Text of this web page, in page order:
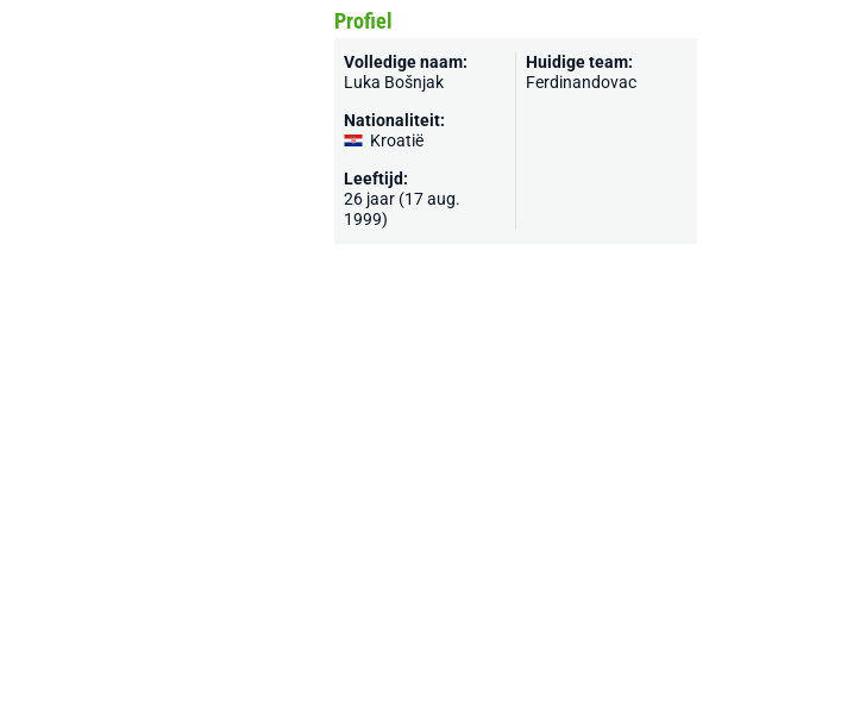
Profiel
Volledige naam:
Luka Bošnjak
Nationaliteit:
Kroatië
Leeftijd:
26 jaar (17 aug.
1999)
Huidige team:
Ferdinandovac